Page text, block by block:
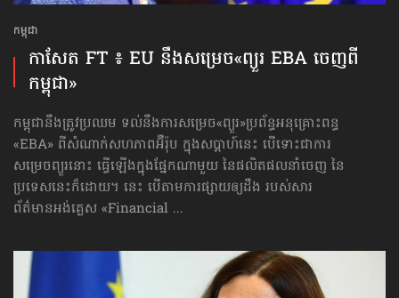
កម្ពុជា
កាសែត FT ៖ EU នឹងសម្រេច​«ព្យួរ EBA ចេញពី
កម្ពុជា»
កម្ពុជានឹងត្រូវប្រឈម ទល់នឹងការសម្រេច«ព្យួរ»ប្រព័ន្ធអនុគ្រោះពន្ធ
«EBA» ពីសំណាក់សហភាពអ៊ឺរ៉ុប ក្នុងសប្ដាហ៍នេះ បើទោះជាការ
សម្រេចព្យួរនោះ ធ្វើឡើងក្នុងផ្នែកណាមួយ នៃផលិតផលនាំចេញ នៃ
ប្រទេសនេះក៏ដោយ។ នេះ បើតាមការផ្សាយឲ្យដឹង របស់សារ
ព័ត៌មានអង់គ្លេស «Financial ...